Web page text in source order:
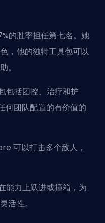
的胜率担任第七名。她
，他的独特工具包可以
。
包括团控、治疗和护
何团队配置的有价值的
可以打击多个敌人，
能力上跃进或撞箱，为
活性。